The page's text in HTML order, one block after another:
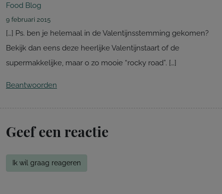
Food Blog
9 februari 2015
[…] Ps. ben je helemaal in de Valentijnsstemming gekomen?
Bekijk dan eens deze heerlijke Valentijnstaart of de
supermakkelijke, maar o zo mooie “rocky road”. […]
Beantwoorden
Geef een reactie
Ik wil graag reageren